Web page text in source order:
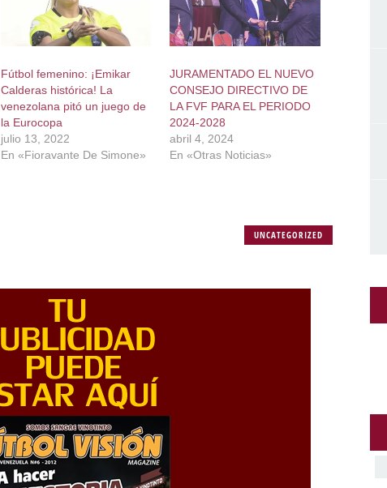
Fútbol femenino: ¡Emikar
Calderas histórica! La
venezolana pitó un juego de
la Eurocopa
julio 13, 2022
En «Fioravante De Simone»
JURAMENTADO EL NUEVO
CONSEJO DIRECTIVO DE
LA FVF PARA EL PERIODO
2024-2028
abril 4, 2024
En «Otras Noticias»
UNCATEGORIZED